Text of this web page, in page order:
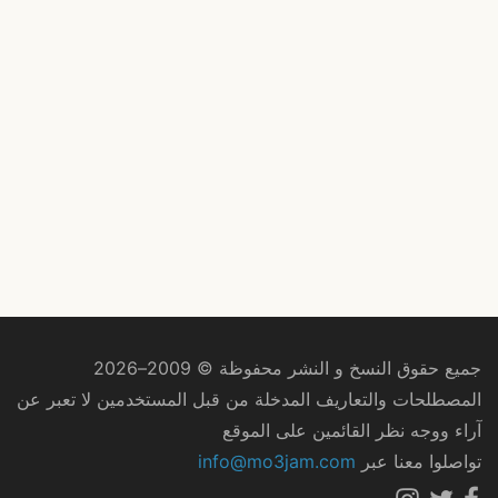
جميع حقوق النسخ و النشر محفوظة © 2009–2026
المصطلحات والتعاريف المدخلة من قبل المستخدمين لا تعبر عن
آراء ووجه نظر القائمين على الموقع
تواصلوا معنا عبر info@mo3jam.com